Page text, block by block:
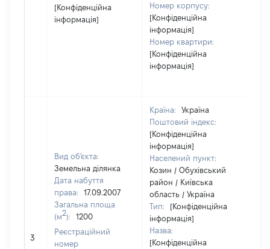
[Конфіденційна
інформація]
Номер корпусу:
[Конфіденційна
інформація]
Номер квартири:
[Конфіденційна
інформація]
3
Вид об'єкта:
Земельна ділянка
Дата набуття
права:
17.09.2007
Загальна площа
(м2):
1200
Реєстраційний
номер
Країна:
Україна
Поштовий індекс:
[Конфіденційна
інформація]
Населений пункт:
Козин / Обухівський
район / Київська
область / Україна
Тип:
[Конфіденційна
інформація]
Назва:
[Конфіденційна